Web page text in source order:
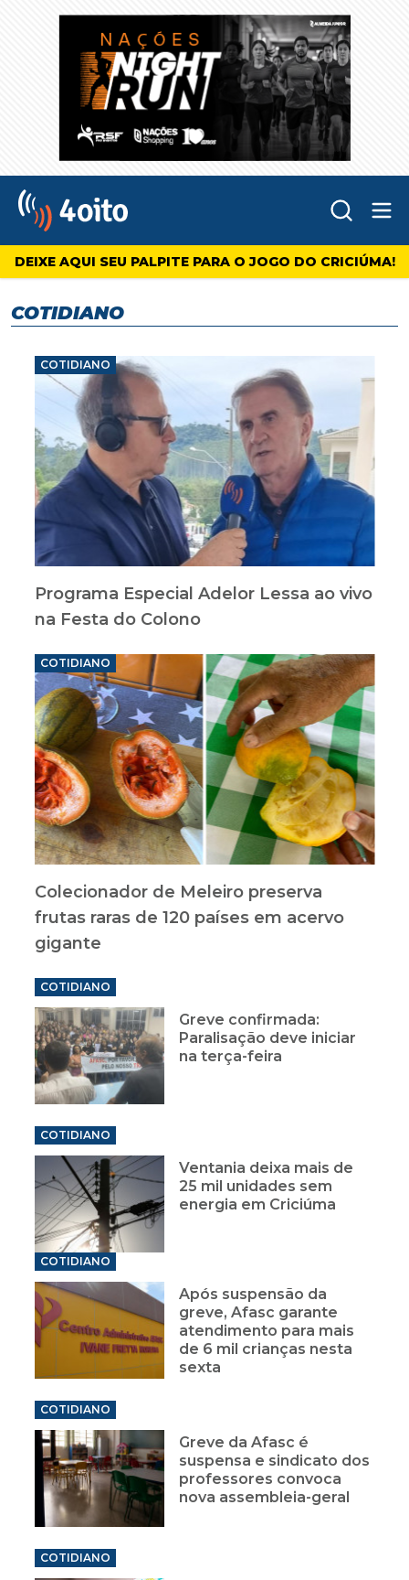
4oito
DEIXE AQUI SEU PALPITE PARA O JOGO DO CRICIÚMA!
COTIDIANO
COTIDIANO
Programa Especial Adelor Lessa ao vivo
na Festa do Colono
COTIDIANO
Colecionador de Meleiro preserva
frutas raras de 120 países em acervo
gigante
COTIDIANO
Greve confirmada:
Paralisação deve iniciar
na terça-feira
COTIDIANO
Ventania deixa mais de
25 mil unidades sem
energia em Criciúma
COTIDIANO
Após suspensão da
greve, Afasc garante
atendimento para mais
de 6 mil crianças nesta
sexta
COTIDIANO
Greve da Afasc é
suspensa e sindicato dos
professores convoca
nova assembleia-geral
COTIDIANO